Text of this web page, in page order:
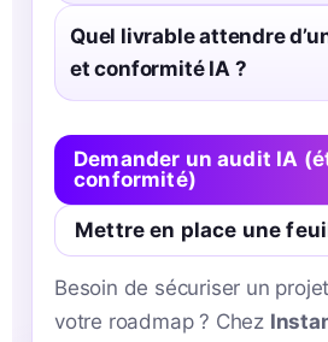
Quel livrable attendre
et conformité IA ?
Demander un audit IA
conformité)
Mettre en place une
Besoin de sécuriser un
votre roadmap ? Chez